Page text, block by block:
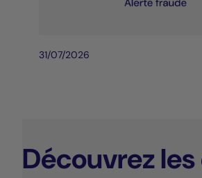
31/07/2026
Découvrez